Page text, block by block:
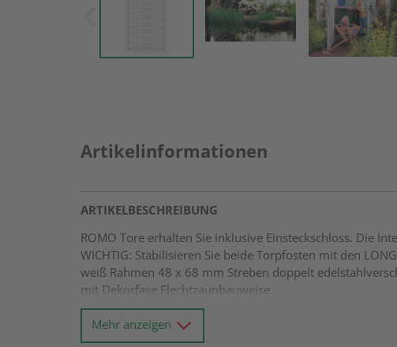
Artikelinformationen
ARTIKELBESCHREIBUNG
ROMO Tore erhalten Sie inklusive Einsteckschloss. Die
WICHTIG: Stabilisieren Sie beide Torpfosten mit den
weiß Rahmen 48 x 68 mm Streben doppelt
mit Dekorfase Flechtzaunbauweise
Mehr anzeigen